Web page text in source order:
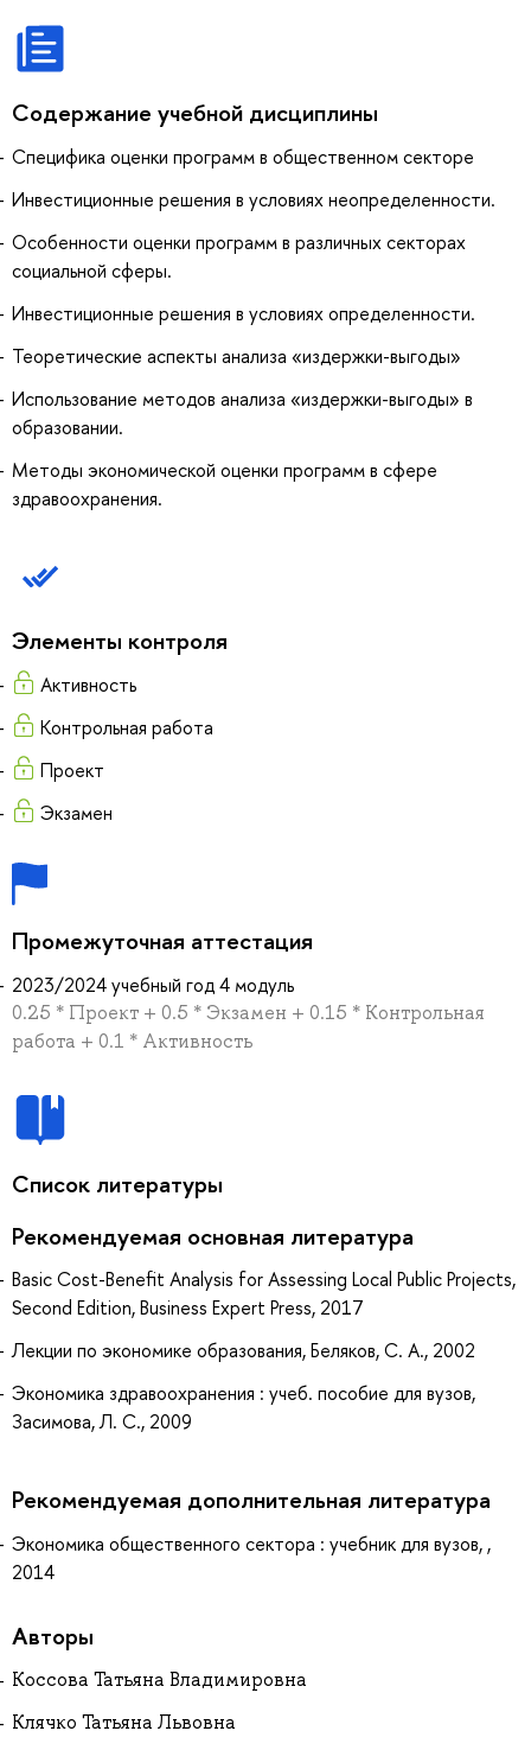
Содержание учебной дисциплины
Специфика оценки программ в общественном секторе
Инвестиционные решения в условиях неопределенности.
Особенности оценки программ в различных секторах
социальной сферы.
Инвестиционные решения в условиях определенности.
Теоретические аспекты анализа «издержки-выгоды»
Использование методов анализа «издержки-выгоды» в
образовании.
Методы экономической оценки программ в сфере
здравоохранения.
Элементы контроля
Активность
Контрольная работа
Проект
Экзамен
Промежуточная аттестация
2023/2024 учебный год 4 модуль
0.25 * Проект + 0.5 * Экзамен + 0.15 * Контрольная
работа + 0.1 * Активность
Список литературы
Рекомендуемая основная литература
Basic Cost-Benefit Analysis for Assessing Local Public Projects,
Second Edition, Business Expert Press, 2017
Лекции по экономике образования, Беляков, С. А., 2002
Экономика здравоохранения : учеб. пособие для вузов,
Засимова, Л. С., 2009
Рекомендуемая дополнительная литература
Экономика общественного сектора : учебник для вузов, ,
2014
Авторы
Коссова Татьяна Владимировна
Клячко Татьяна Львовна